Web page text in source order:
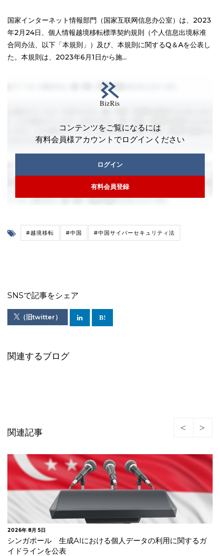
国家インターネット情報部門（国家互联网信息办公室）は、2023
年2月24日、個人情報越境移転標準契約規則（个人信息出境标准
合同办法、以下「本規則」）及び、本規則に関するQ＆Aを公表し
た。本規則は、2023年6月1日から施...
コンテンツをご覧になるには
有料会員様アカウントでログインください
ログイン
有料会員登録
#越境移転 #中国 #中国サイバーセキュリティ法
SNSで記事をシェア
（旧twitter）
関連するブログ
関連記事
2026年 7月 23日
韓国 安全管理措置の不備及び不要な個人情報を廃棄してい
なかったことを理由に生活用品メ…